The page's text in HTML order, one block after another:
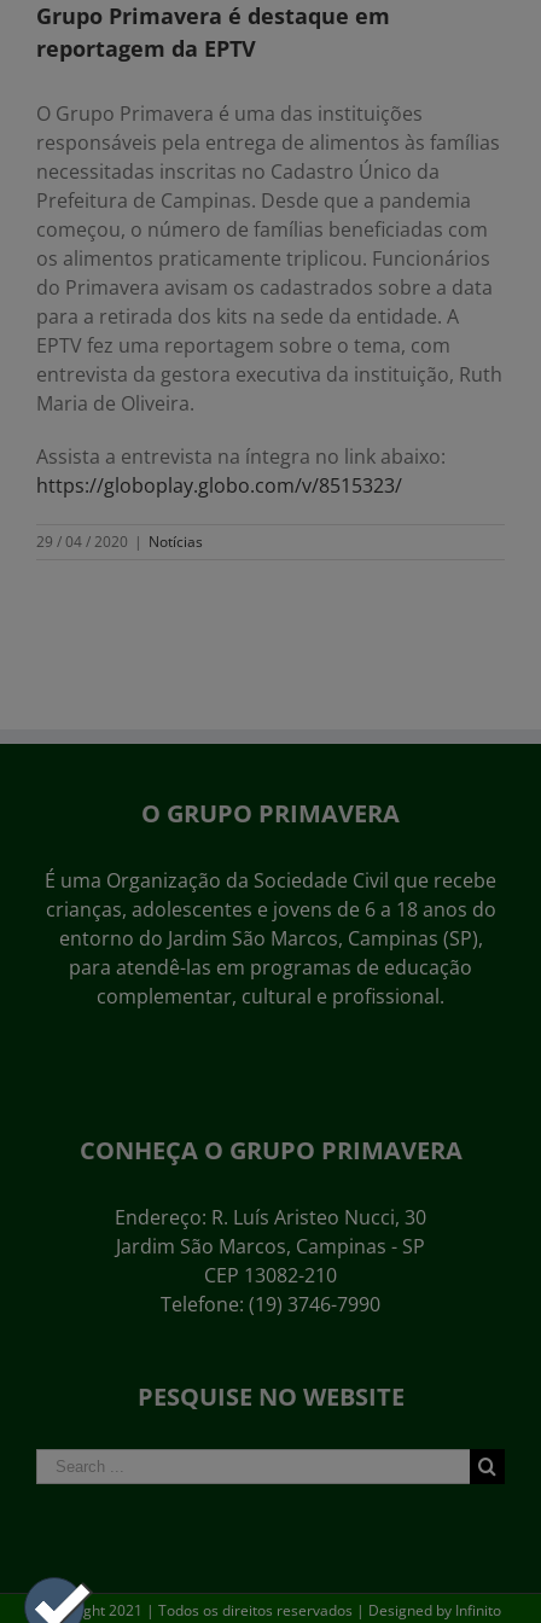
Grupo Primavera é destaque em
reportagem da EPTV
O Grupo Primavera é uma das instituições
responsáveis pela entrega de alimentos às famílias
necessitadas inscritas no Cadastro Único da
Prefeitura de Campinas. Desde que a pandemia
começou, o número de famílias beneficiadas com
os alimentos praticamente triplicou. Funcionários
do Primavera avisam os cadastrados sobre a data
para a retirada dos kits na sede da entidade. A
EPTV fez uma reportagem sobre o tema, com
entrevista da gestora executiva da instituição, Ruth
Maria de Oliveira.
Assista a entrevista na íntegra no link abaixo:
https://globoplay.globo.com/v/8515323/
29 / 04 / 2020 | Notícias
O GRUPO PRIMAVERA
É uma Organização da Sociedade Civil que recebe
crianças, adolescentes e jovens de 6 a 18 anos do
entorno do Jardim São Marcos, Campinas (SP),
para atendê-las em programas de educação
complementar, cultural e profissional.
CONHEÇA O GRUPO PRIMAVERA
Endereço: R. Luís Aristeo Nucci, 30
Jardim São Marcos, Campinas - SP
CEP 13082-210
Telefone: (19) 3746-7990
PESQUISE NO WEBSITE
Search
for:
Copyright 2021 | Todos os direitos reservados | Designed by Infinito